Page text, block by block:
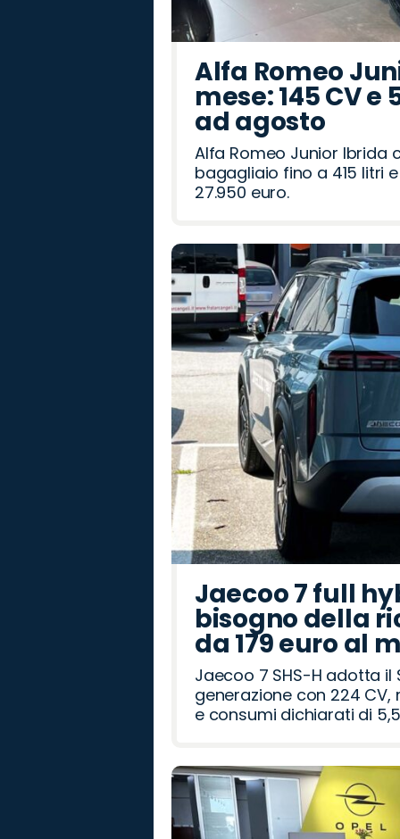
Alfa Romeo
mese: 145 CV
ad agosto
Alfa Romeo Junior Ibrida
bagagliaio fino a 415 litri
27.950 euro.
Jaecoo 7 full
bisogno della
da 179 euro al
Jaecoo 7 SHS-H adotta il
generazione con 224 CV,
e consumi dichiarati di